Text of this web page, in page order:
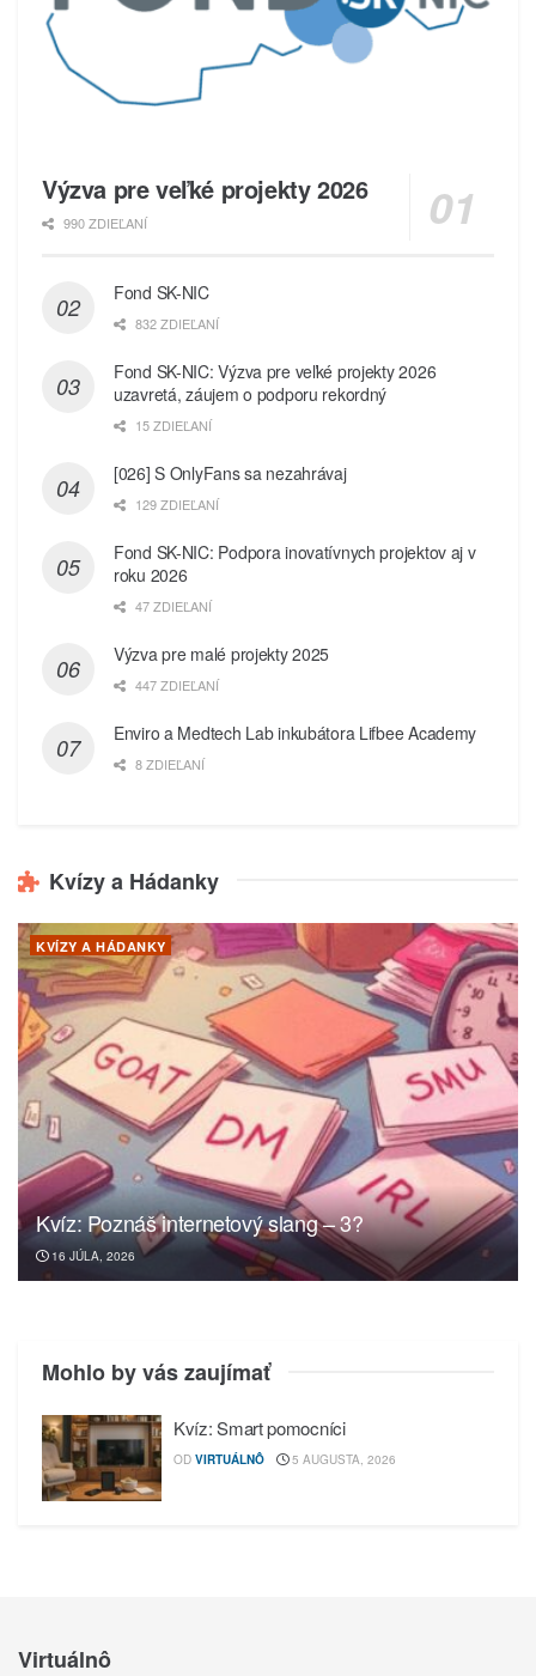
Výzva pre veľké projekty 2026
990 ZDIEĽANÍ
Fond SK-NIC
832 ZDIEĽANÍ
Fond SK-NIC: Výzva pre veľké projekty 2026
uzavretá, záujem o podporu rekordný
15 ZDIEĽANÍ
[026] S OnlyFans sa nezahrávaj
129 ZDIEĽANÍ
Fond SK-NIC: Podpora inovatívnych projektov aj v
roku 2026
47 ZDIEĽANÍ
Výzva pre malé projekty 2025
447 ZDIEĽANÍ
Enviro a Medtech Lab inkubátora Lifbee Academy
8 ZDIEĽANÍ
Kvízy a Hádanky
KVÍZY A HÁDANKY
Kvíz: Poznáš internetový slang – 3?
16 JÚLA, 2026
Mohlo by vás zaujímať
Kvíz: Smart pomocníci
OD VIRTUÁLNÔ 5 AUGUSTA, 2026
Virtuálnô